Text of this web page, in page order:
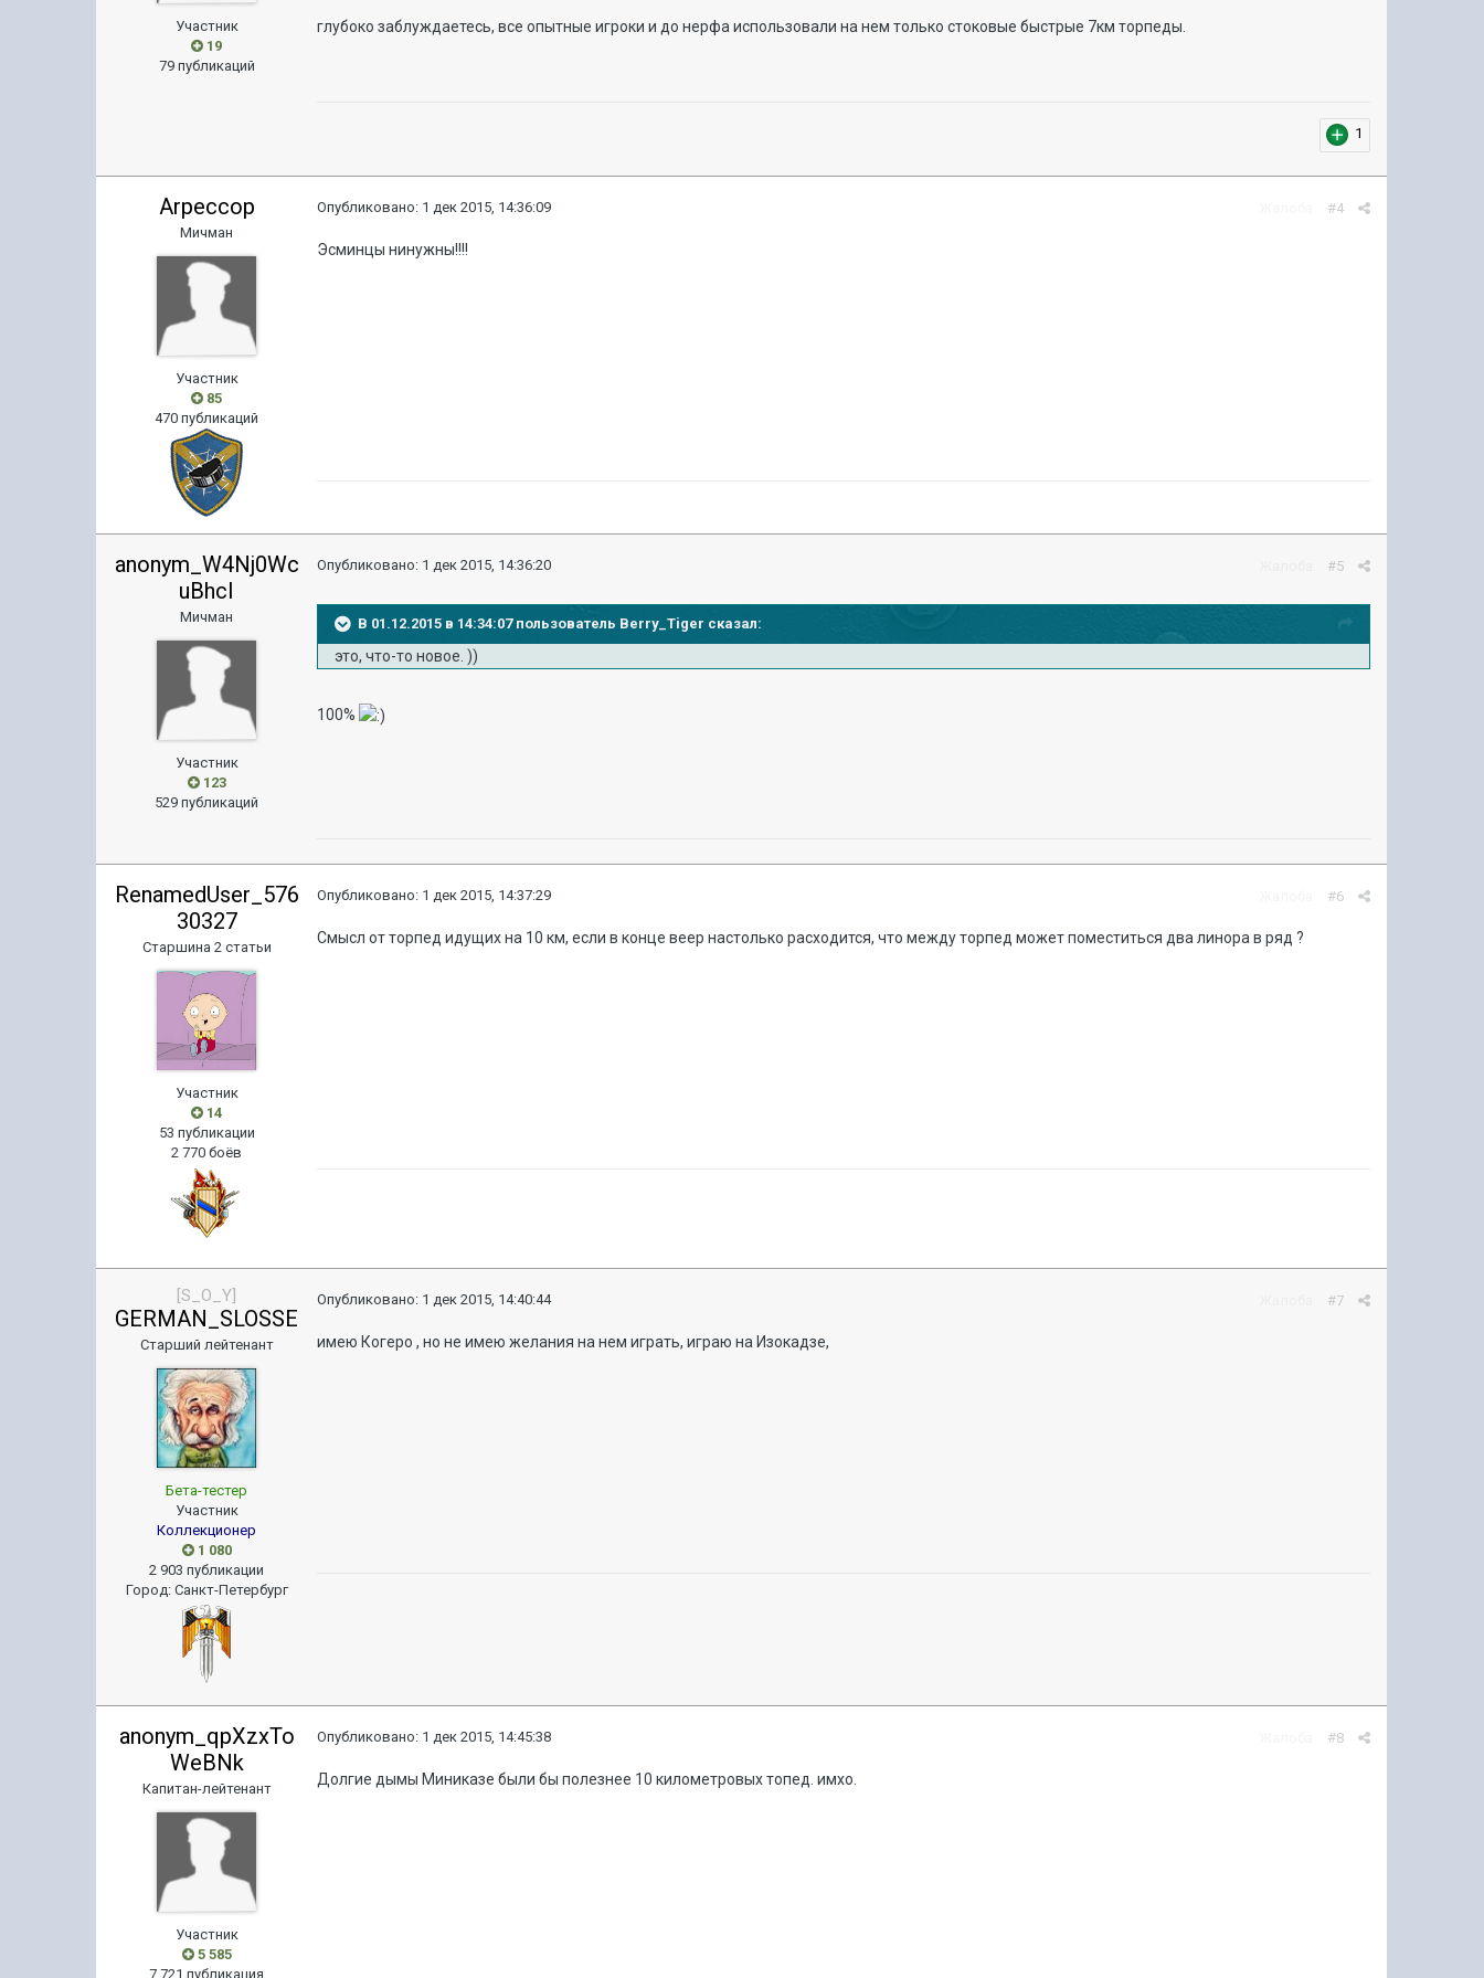
Участник
19
79 публикаций
глубоко заблуждаетесь, все опытные игроки и до нерфа использовали на нем только стоковые быстрые 7км торпеды.
1
Arpeccop
Мичман
Участник
85
470 публикаций
#4
Опубликовано: 1 дек 2015, 14:36:09
Эсминцы нинужны!!!!
anonym_W4Nj0Wc
uBhcI
Мичман
Участник
123
529 публикаций
#5
Опубликовано: 1 дек 2015, 14:36:20
В 01.12.2015 в 14:34:07 пользователь Berry_Tiger сказал:
это, что-то новое. ))
100%
RenamedUser_576
30327
Старшина 2 статьи
Участник
14
53 публикации
2 770 боёв
#6
Опубликовано: 1 дек 2015, 14:37:29
Смысл от торпед идущих на 10 км, если в конце веер настолько расходится, что между торпед может поместиться два линора в ряд ?
[S_O_Y]
GERMAN_SLOSSE
Старший лейтенант
Бета-тестер
Участник
Коллекционер
1 080
2 903 публикации
Город: Санкт-Петербург
#7
Опубликовано: 1 дек 2015, 14:40:44
имею Когеро , но не имею желания на нем играть, играю на Изокадзе,
anonym_qpXzxTo
WeBNk
Капитан-лейтенант
Участник
5 585
7 721 публикация
#8
Опубликовано: 1 дек 2015, 14:45:38
Долгие дымы Миниказе были бы полезнее 10 километровых топед. имхо.